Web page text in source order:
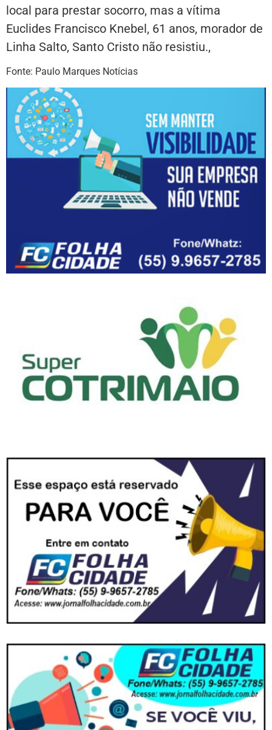
local para prestar socorro, mas a vítima
Euclides Francisco Knebel, 61 anos, morador de
Linha Salto, Santo Cristo não resistiu.,
Fonte: Paulo Marques Notícias